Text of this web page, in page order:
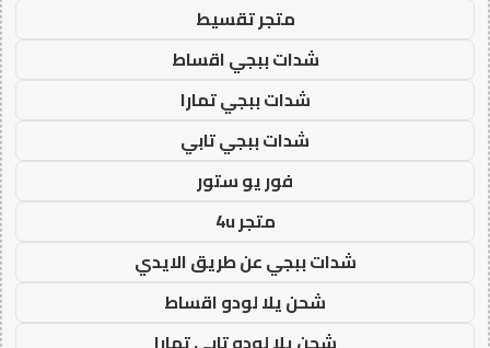
متجر تقسيط
شدات ببجي اقساط
شدات ببجي تمارا
شدات ببجي تابي
فور يو ستور
متجر 4u
شدات ببجي عن طريق الايدي
شحن يلا لودو اقساط